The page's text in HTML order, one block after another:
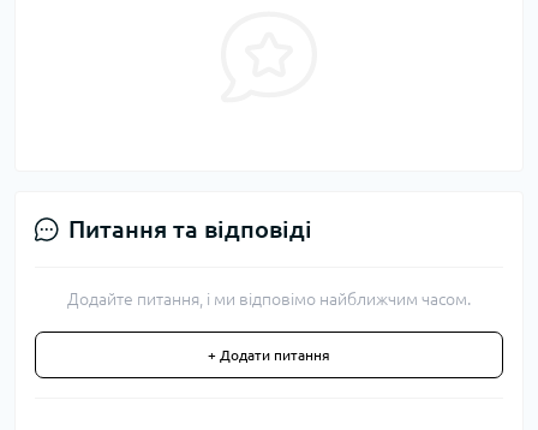
Питання та відповіді
Додайте питання, і ми відповімо найближчим часом.
+ Додати питання